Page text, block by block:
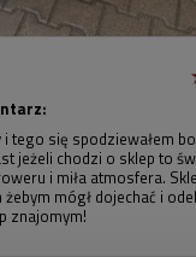
tego się spodziewałem
jeżeli chodzi o sklep to
i miła atmosfera.
mógł dojechać i
znajomym!